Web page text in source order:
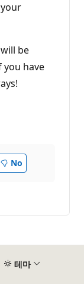
be
you have
No
테마